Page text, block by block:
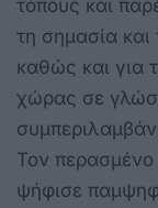
τόπους και
τη σημασία
καθώς και για
χώρας σε
Τον
ψήφισε